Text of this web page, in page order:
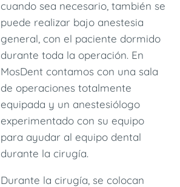
cuando sea necesario, también se
puede realizar bajo anestesia
general, con el paciente dormido
durante toda la operación. En
MosDent contamos con una sala
de operaciones totalmente
equipada y un anestesiólogo
experimentado con su equipo
para ayudar al equipo dental
durante la cirugía.
Durante la cirugía, se colocan